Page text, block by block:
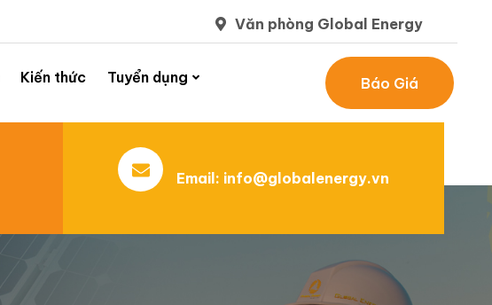
Văn phòng Global Energy
Kiến thức Tuyển dụng Báo Giá
Email: info@globalenergy.vn